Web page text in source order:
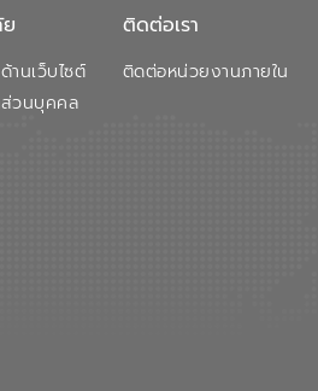
นเว็บไซต์
วนบุคคล
ติดต่อเรา
ติดต่อหน่วยงานภายใน